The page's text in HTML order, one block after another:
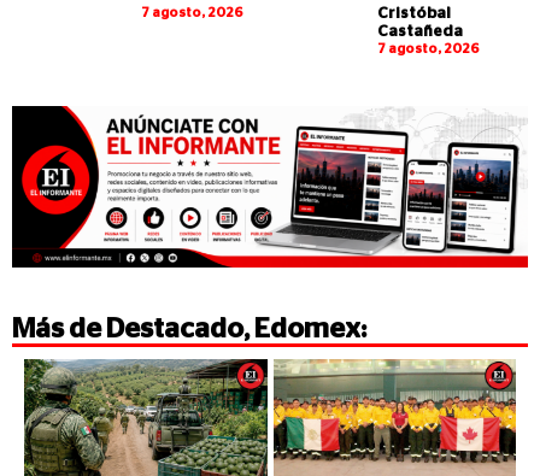
7 agosto, 2026
Cristóbal
Castañeda
7 agosto, 2026
Más de Destacado, Edomex: